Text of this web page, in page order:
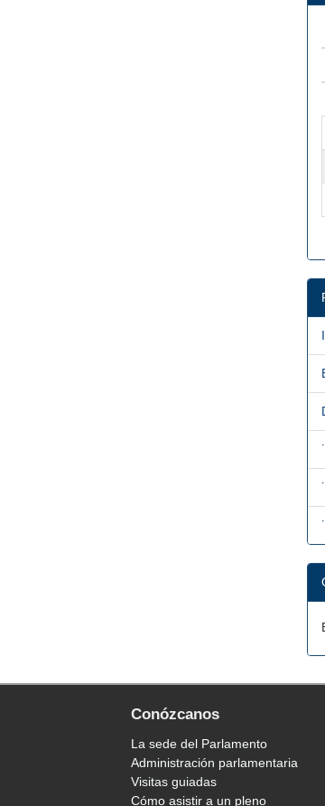
˙
Conózcanos
La sede del Parlamento
Administración parlamentaria
Visitas guiadas
Cómo asistir a un pleno